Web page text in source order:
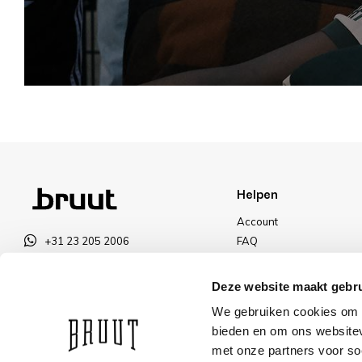
Deze website maakt
We gebruiken cookies
bieden en om ons
met onze partners voor
+31 23 205 2006
OPENINGSTIJDEN
Helpen
Account
FAQ
Betalen
Kortingen